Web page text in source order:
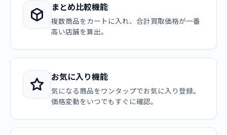
まとめ比較機能
複数商品をカートに入れ、合計買取価格が一番
高い店舗を算出。
お気に入り機能
気になる商品をワンタップでお気に入り登録。
価格変動をいつでもすぐに確認。